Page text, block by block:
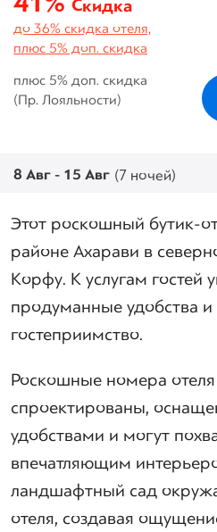
Скидка
до 36% скидка отеля,
плюс 5% доп. скидка
плюс 5% доп. скидка
(Пр. Лояльности)
8 Авг - 15 Авг (7 ночей)
Этот роскошный бутик-
районе Ахарави в
Корфу. К услугам гостей
продуманные удобства и
гостеприимство.
Роскошные номера отеля
спроектированы,
удобствами и могут
впечатляющим
ландшафтный сад
отеля, создавая